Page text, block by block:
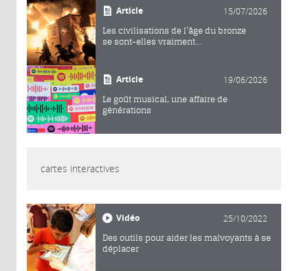
Article 15/07/2026
Les civilisations de l’âge du bronze
se sont-elles vraiment...
Article 19/06/2026
Le goût musical, une affaire de
générations
cartes interactives
Vidéo 25/10/2022
Des outils pour aider les malvoyants à se
déplacer